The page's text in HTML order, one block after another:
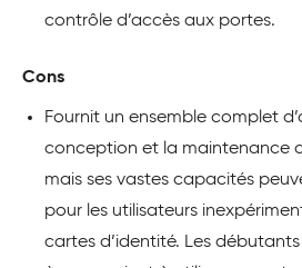
contrôle d’accès aux portes.
Cons
Fournit un ensemble complet
conception et la maintenance
mais ses vastes capacités
pour les utilisateurs
cartes d’identité. Les